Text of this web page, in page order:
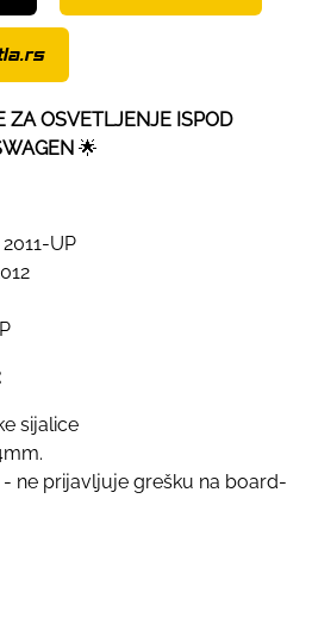
ZA OSVETLJENJE ISPOD
🌟
UP
sijalice
- ne prijavljuje grešku na board-